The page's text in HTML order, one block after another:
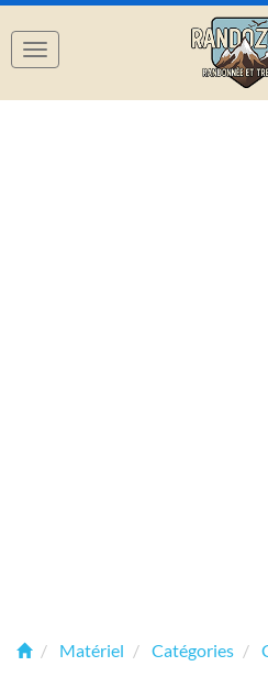
Navigation
Matériel Catégories